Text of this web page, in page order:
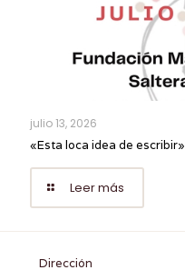
julio 13, 2026
«Esta loca idea de escribir»
Leer más
Dirección